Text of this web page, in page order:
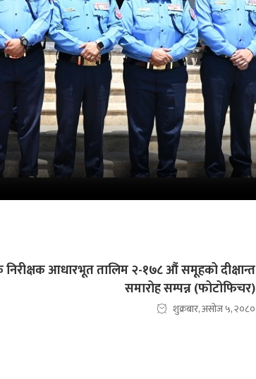
निरीक्षक आधारभूत तालिम २-१७८ औं समूहको दीक्षान्त
समारोह सम्पन्न (फोटोफिचर)
शुक्रबार, असोज ५, २०८०